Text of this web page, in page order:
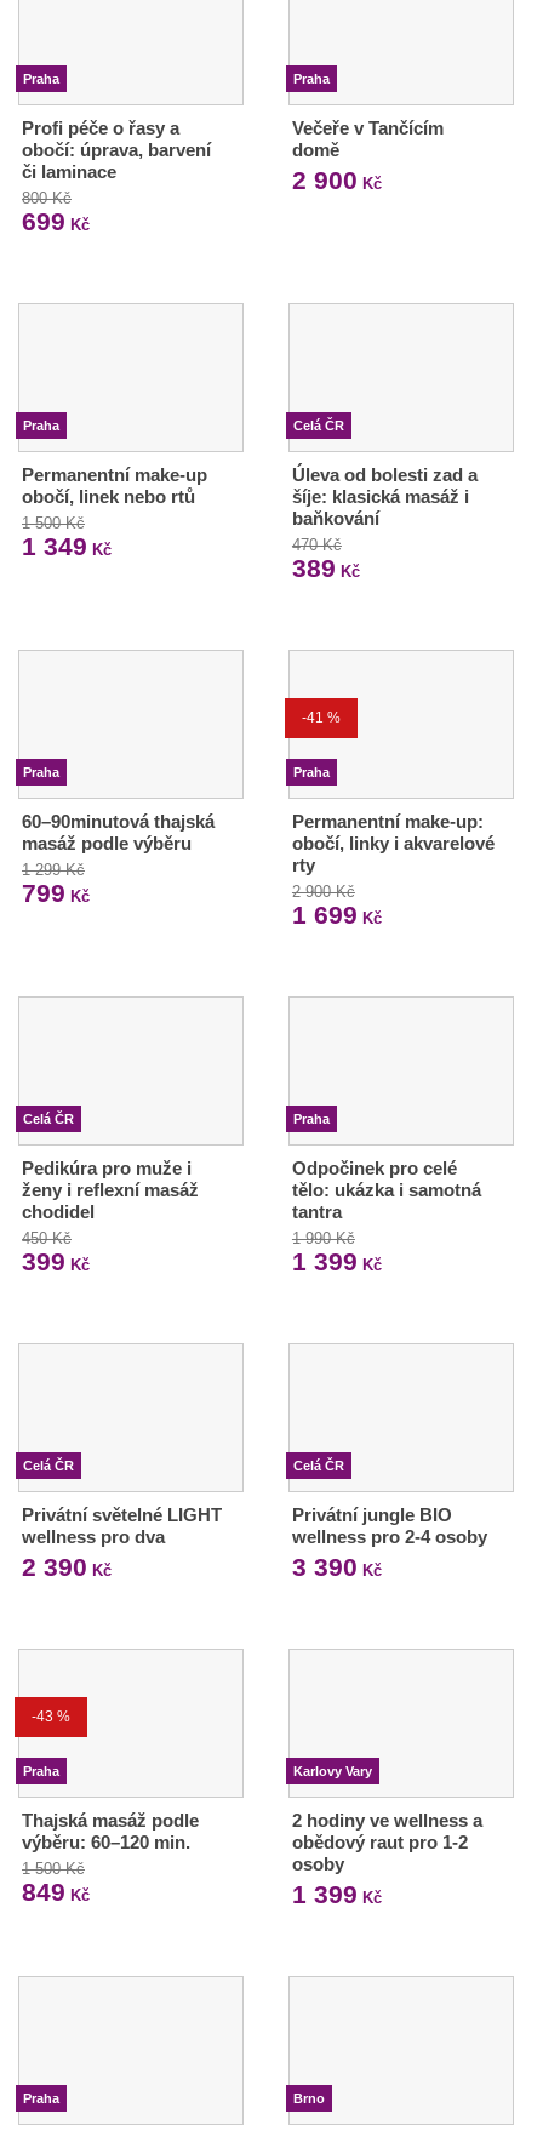
Praha
Profi péče o řasy a
obočí: úprava, barvení
či laminace
800 Kč
699 Kč
Praha
Večeře v Tančícím
domě
2 900 Kč
Praha
Permanentní make-up
obočí, linek nebo rtů
1 500 Kč
1 349 Kč
Celá ČR
Úleva od bolesti zad a
šíje: klasická masáž i
baňkování
470 Kč
389 Kč
Praha
60–90minutová thajská
masáž podle výběru
1 299 Kč
799 Kč
-41 %
Praha
Permanentní make-up:
obočí, linky i akvarelové
rty
2 900 Kč
1 699 Kč
Celá ČR
Pedikúra pro muže i
ženy i reflexní masáž
chodidel
450 Kč
399 Kč
Praha
Odpočinek pro celé
tělo: ukázka i samotná
tantra
1 990 Kč
1 399 Kč
Celá ČR
Privátní světelné LIGHT
wellness pro dva
2 390 Kč
Celá ČR
Privátní jungle BIO
wellness pro 2-4 osoby
3 390 Kč
-43 %
Praha
Thajská masáž podle
výběru: 60–120 min.
1 500 Kč
849 Kč
Karlovy Vary
2 hodiny ve wellness a
obědový raut pro 1-2
osoby
1 399 Kč
Praha Brno